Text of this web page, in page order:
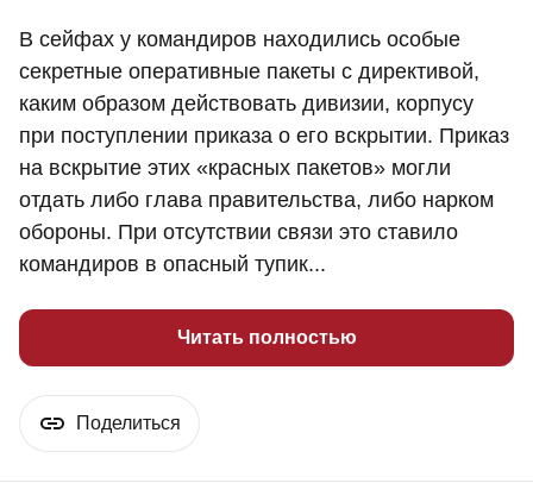
В сейфах у командиров находились особые
секретные оперативные пакеты с директивой,
каким образом действовать дивизии, корпусу
при поступлении приказа о его вскрытии. Приказ
на вскрытие этих «красных пакетов» могли
отдать либо глава правительства, либо нарком
обороны. При отсутствии связи это ставило
командиров в опасный тупик...
Читать полностью
Поделиться